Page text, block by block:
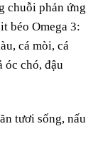
chuỗi phản ứng
béo Omega 3:
cá mòi, cá
óc chó, đậu
tươi sống, nấu